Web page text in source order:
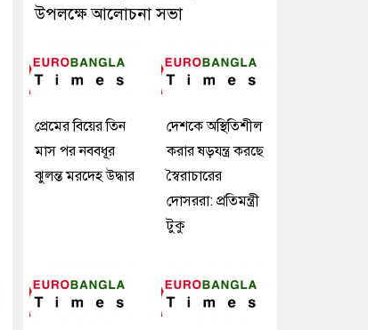
উপলক্ষে আলোচনা সভা
প্রেমের বিয়ের তিন
মাস পর নববধূর
ঝুলন্ত মরদেহ উদ্ধার
দেশকে অস্থিতিশীল
করার ষড়যন্ত্র করছে
স্বৈরাচারের
দোসররা: প্রতিমন্ত্রী
টুকু